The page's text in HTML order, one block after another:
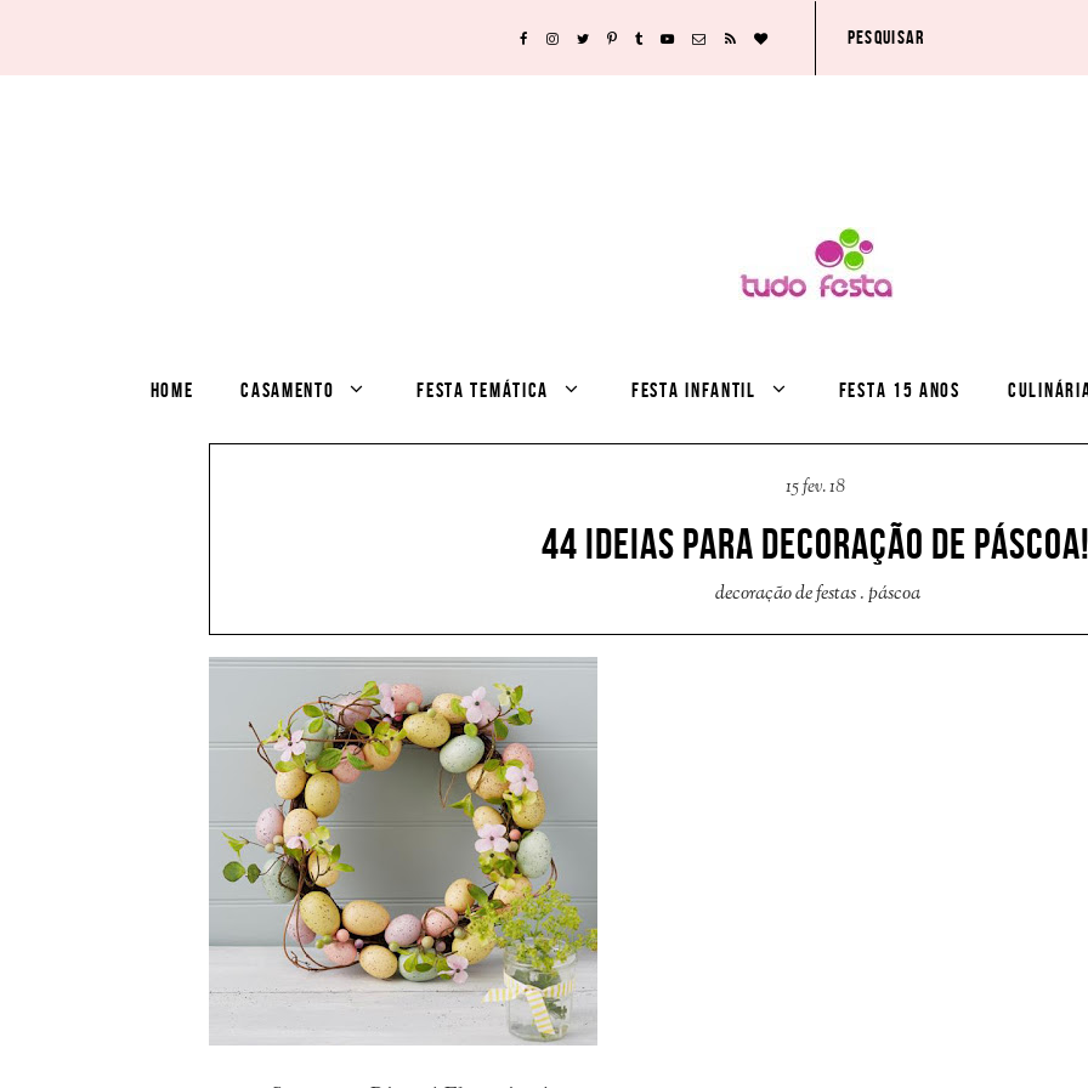
HOME CASAMENTO FESTA TEMÁTICA FESTA INFANTIL FESTA 15 ANOS
15 fev. 18
44 IDEIAS PARA DECORAÇÃO DE
decoração de festas.páscoa